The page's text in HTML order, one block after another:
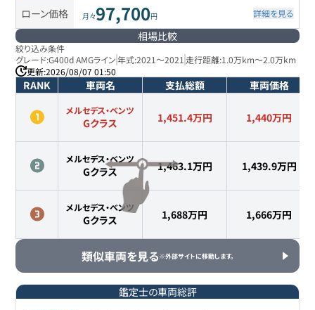
ローン価格 月々97,700円 詳細を見る
相場比較
絞り込み条件
グレード:G400d AMGライン 年式:2021～2021 走行距離:1.0万km～2.0万km
更新:2026/08/07 01:50
RANK 車両名 支払総額 車両価格
メルセデス・ベンツ
Gクラス 1,451.4万円 1,440万円
メルセデス・ベンツ
Gクラス 1,463.1万円 1,439.9万円
メルセデス・ベンツ
Gクラス 1,688万円 1,666万円
類似車両を見る※外部サイトに移動します。
鑑定士の車両総評